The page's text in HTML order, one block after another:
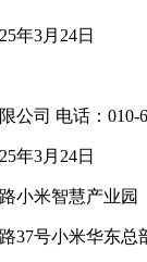
年3月24日
公司 电话：010-
年3月24日
小米智慧产业园
37号小米华东总